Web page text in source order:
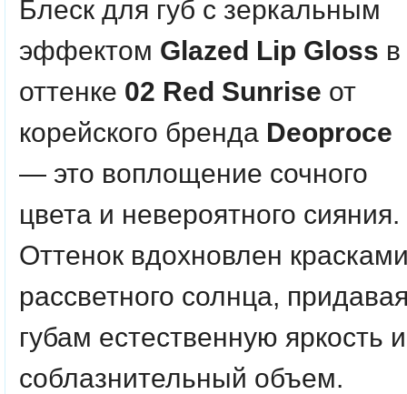
Блеск для губ с зеркальным
эффектом Glazed Lip Gloss в
оттенке 02 Red Sunrise от
корейского бренда Deoproce
— это воплощение сочного
цвета и невероятного сияния.
Оттенок вдохновлен
рассветного солнца,
губам естественную яркость и
соблазнительный объем.